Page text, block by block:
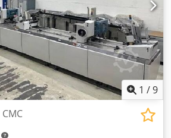
1 /9
מערכת הדיוור החכם CMC